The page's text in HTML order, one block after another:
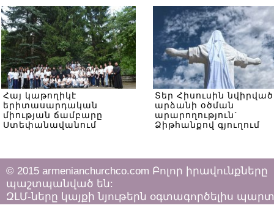
Հայ կաթողիկէ
երիտասարդական
միության ճամբարը
Ստեփանավանում
Տեր Հիսուսին նվիրված
արձանի օծման
արարողություն`
Ձիթհանքով գյուղում
© 2015 armenianchurchco.com Բոլոր իրավունքները
պաշտպանված են:
ԶԼՄ-ները կայքի նյութերն օգտագործելիս